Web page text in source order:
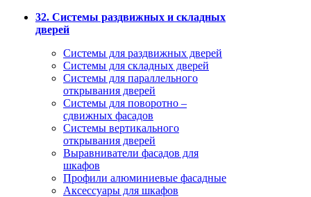
32. Системы раздвижных и складных
дверей
Системы для раздвижных дверей
Системы для складных дверей
Системы для параллельного
открывания дверей
Системы для поворотно –
сдвижных фасадов
Системы вертикального
открывания дверей
Выравниватели фасадов для
шкафов
Профили алюминиевые фасадные
Аксессуары для шкафов